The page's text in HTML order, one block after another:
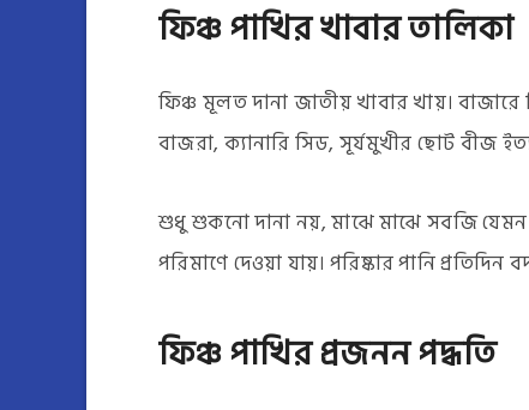
ফিঞ্চ পাখির খাবার তালিকা
ফিঞ্চ মূলত দানা জাতীয় খাবার খায়। বাজারে
বাজরা, ক্যানারি সিড, সূর্যমুখীর ছোট বীজ
শুধু শুকনো দানা নয়, মাঝে মাঝে সবজি
পরিমাণে দেওয়া যায়। পরিষ্কার পানি
ফিঞ্চ পাখির প্রজনন পদ্ধতি